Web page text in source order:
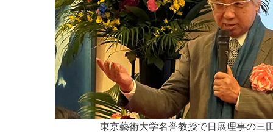
東京藝術大学名誉教授で日展理事の三